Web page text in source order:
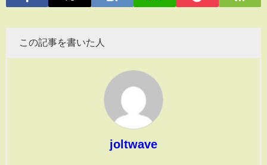
この記事を書いた人
joltwave